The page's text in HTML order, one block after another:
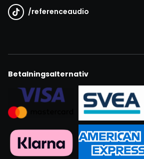
/referenceaudio
Betalningsalternativ